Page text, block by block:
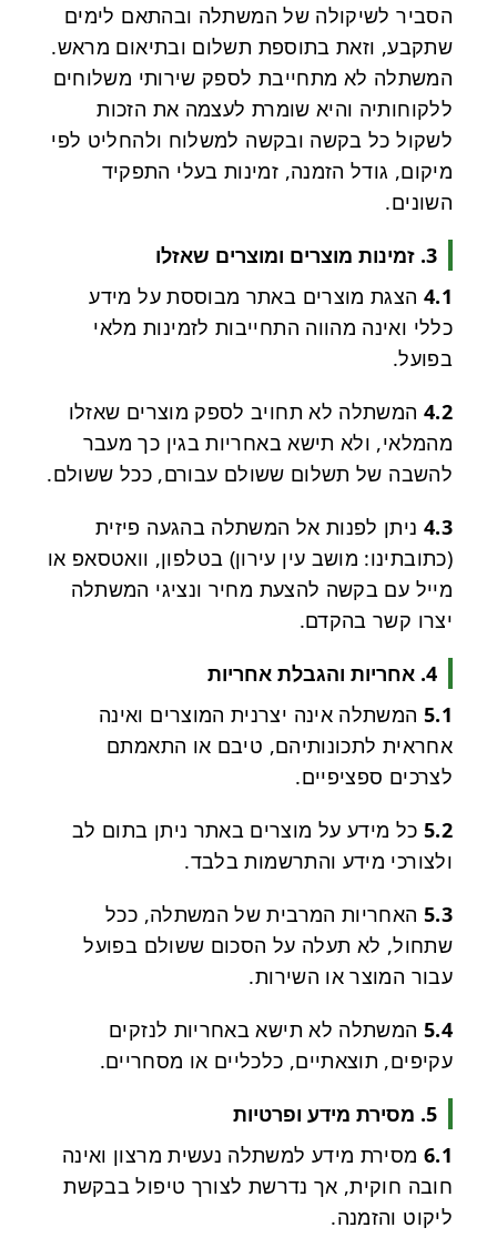
הסביר לשיקולה של המשתלה ובהתאם לימים
שתקבע, וזאת בתוספת תשלום ובתיאום מראש.
המשתלה לא מתחייבת לספק שירותי משלוחים
ללקוחותיה והיא שומרת לעצמה את הזכות
לשקול כל בקשה ובקשה למשלוח ולהחליט לפי
מיקום, גודל הזמנה, זמינות בעלי התפקיד
השונים.
3. זמינות מוצרים ומוצרים שאזלו
4.1 הצגת מוצרים באתר מבוססת על מידע
כללי ואינה מהווה התחייבות לזמינות מלאי
בפועל.
4.2 המשתלה לא תחויב לספק מוצרים שאזלו
מהמלאי, ולא תישא באחריות בגין כך מעבר
להשבה של תשלום ששולם עבורם, ככל ששולם.
4.3 ניתן לפנות אל המשתלה בהגעה פיזית
(כתובתינו: מושב עין עירון) בטלפון, וואטסאפ או
מייל עם בקשה להצעת מחיר ונציגי המשתלה
יצרו קשר בהקדם.
4. אחריות והגבלת אחריות
5.1 המשתלה אינה יצרנית המוצרים ואינה
אחראית לתכונותיהם, טיבם או התאמתם
לצרכים ספציפיים.
5.2 כל מידע על מוצרים באתר ניתן בתום לב
ולצורכי מידע והתרשמות בלבד.
5.3 האחריות המרבית של המשתלה, ככל
שתחול, לא תעלה על הסכום ששולם בפועל
עבור המוצר או השירות.
5.4 המשתלה לא תישא באחריות לנזקים
עקיפים, תוצאתיים, כלכליים או מסחריים.
5. מסירת מידע ופרטיות
6.1 מסירת מידע למשתלה נעשית מרצון ואינה
חובה חוקית, אך נדרשת לצורך טיפול בבקשת
ליקוט והזמנה.